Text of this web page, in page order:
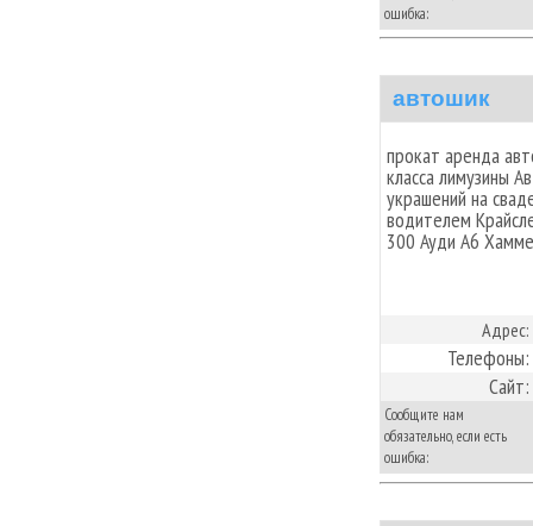
ошибка:
автошик
прокат аренда
класса лимузины
украшений на
водителем
300 Ауди А6
Адрес:
Телефоны:
Сайт:
Сообщите нам
обязательно, если есть
ошибка: